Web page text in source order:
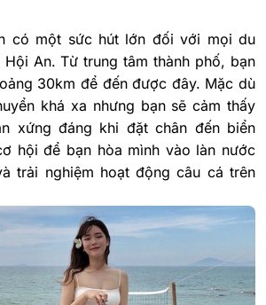
có một sức hút lớn đối với mọi du
An. Từ trung tâm thành phố, bạn
30km để đến được đây. Mặc dù
khá xa nhưng bạn sẽ cảm thấy
xứng đáng khi đặt chân đến biển
hội để bạn hòa mình vào làn nước
trải nghiệm hoạt động câu cá trên